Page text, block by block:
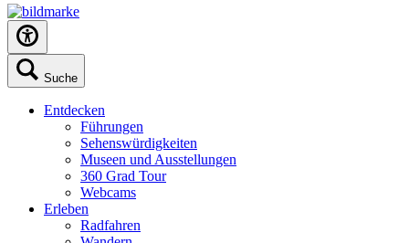
Suche
Entdecken
Führungen
Sehenswürdigkeiten
Museen und Ausstellungen
360 Grad Tour
Webcams
Erleben
Radfahren